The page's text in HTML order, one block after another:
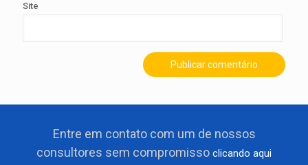
Site
Entre em contato com um de nossos
consultores sem compromisso clicando aqui